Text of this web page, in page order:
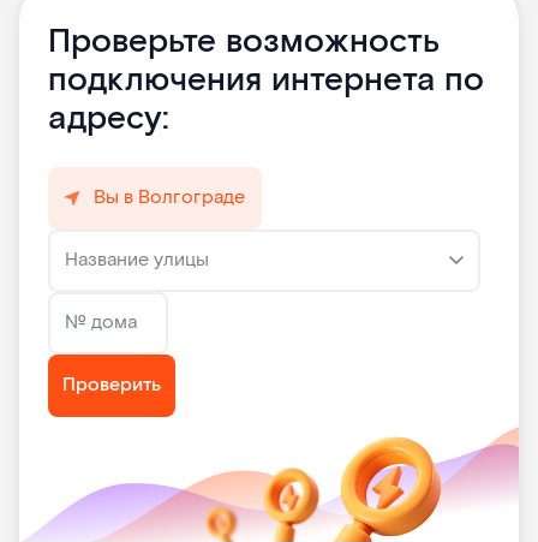
Проверьте возможность
подключения интернета по
адресу:
Вы в Волгограде
Название улицы
№ дома
Проверить